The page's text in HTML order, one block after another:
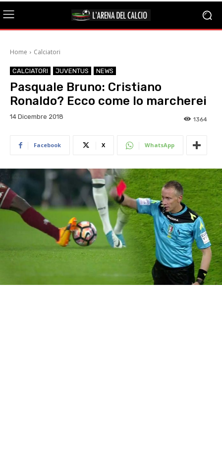
Home Calciatori
CALCIATORI JUVENTUS NEWS
Pasquale Bruno: Cristiano
Ronaldo? Ecco come lo marcherei
14 Dicembre 2018 1364
Facebook X WhatsApp